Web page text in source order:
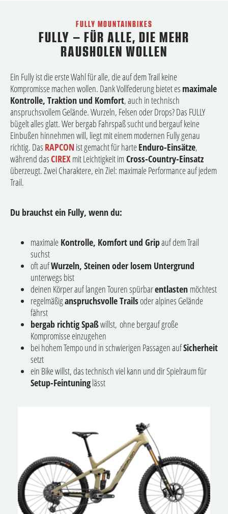
FULLY MOUNTAINBIKES
FULLY – FÜR ALLE, DIE MEHR
RAUSHOLEN WOLLEN
Ein Fully ist die erste Wahl für alle, die auf dem Trail keine
Kompromisse machen wollen. Dank Vollfederung bietet es maximale
Kontrolle, Traktion und Komfort, auch in technisch
anspruchsvollem Gelände. Wurzeln, Felsen oder Drops? Das FULLY
bügelt alles glatt. Wer bergab Fahrspaß sucht und bergauf keine
Einbußen hinnehmen will, liegt mit einem modernen Fully genau
richtig. Das RAPCONist gemacht für harteEnduro-Einsätze,
während dasCIREXmit Leichtigkeit imCross-Country-Einsatz
überzeugt. Zwei Charaktere, ein Ziel: maximale Performance auf jedem
Trail.
Du brauchst ein Fully, wenn du:
maximale Kontrolle, Komfort und Gripauf dem Trail
suchst
oft aufWurzeln, Steinen oder losem Untergrund
unterwegs bist
deinen Körper auf langen Touren spürbarentlasten möchtest
regelmäßiganspruchsvolle Trailsoder alpines Gelände
fährst
bergab richtig Spaßwillst, ohne bergauf große
Kompromisse einzugehen
bei hohem Tempo und in schwierigen Passagen aufSicherheit
setzt
ein Bike willst, das technisch viel kann und dir Spielraum für
Setup-Feintuninglässt